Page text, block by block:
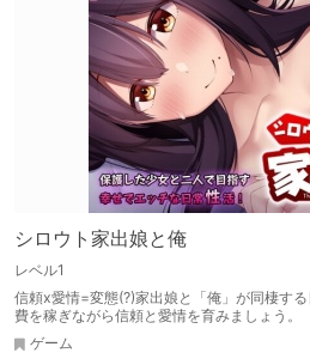
シロウト家出娘と俺
レベル1
信頼x愛情=変態(?)家出娘と「俺」が同棲す
費を稼ぎながら信頼と愛情を育みましょう。
ゲーム